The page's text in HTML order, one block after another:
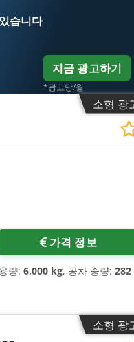
습니다
지금 광고하기
*광고당/월
소형 광
가격 정보
량: 6,000 kg, 공차 중량: 282
소형 광